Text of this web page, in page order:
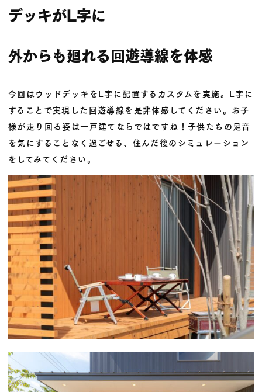
デッキがL字に
外からも廻れる回遊導線を体感
今回はウッドデッキをL字に配置するカスタムを実施。L字に
することで実現した回遊導線を是非体感してください。お子
様が走り回る姿は一戸建てならではですね！子供たちの足音
を気にすることなく過ごせる、住んだ後のシミュレーション
をしてみてください。